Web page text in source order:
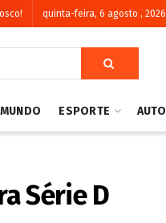
quinta-feira, 6 agosto , 2026
MUNDO ESPORTE AUTO
Série D